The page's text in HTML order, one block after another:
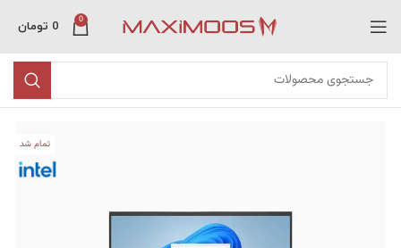
0
0 تومان
تمام شد